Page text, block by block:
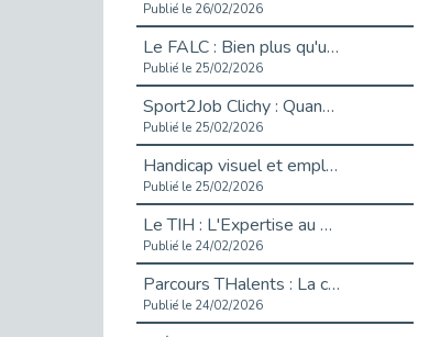
Publié le 26/02/2026
Le FALC : Bien plus qu'une écriture, un levier d'inclusion
Publié le 25/02/2026
Sport2Job Clichy : Quand le terrain devient le plus beau des bureaux
Publié le 25/02/2026
Handicap visuel et emploi : lever les obstacles pour révéler les - vidéo
Publié le 25/02/2026
Le TIH : L'Expertise au Service de l'Inclusion
Publié le 24/02/2026
Parcours THalents : La complémentarité au service de l'Emploi.
Publié le 24/02/2026